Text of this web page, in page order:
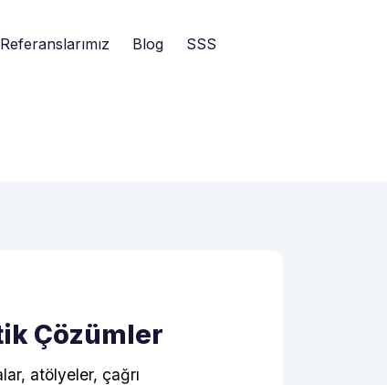
Referanslarımız Blog SSS
Çözümler
atölyeler, çağrı